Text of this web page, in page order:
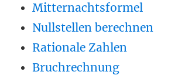
Mitternachtsformel
Nullstellen berechnen
Rationale Zahlen
Bruchrechnung